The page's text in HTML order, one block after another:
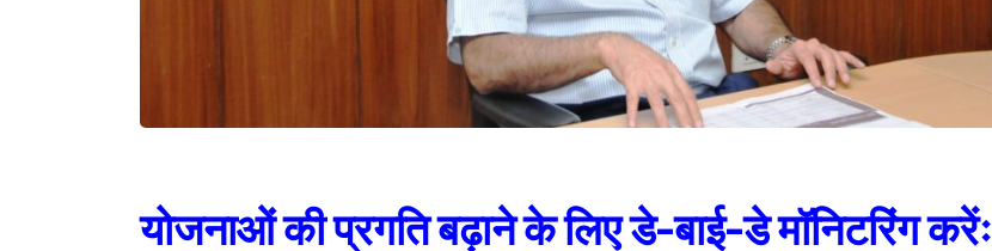
योजनाओं की प्रगति बढ़ाने के लिए डे-बाई-डे मॉनिटरिंग करेंः